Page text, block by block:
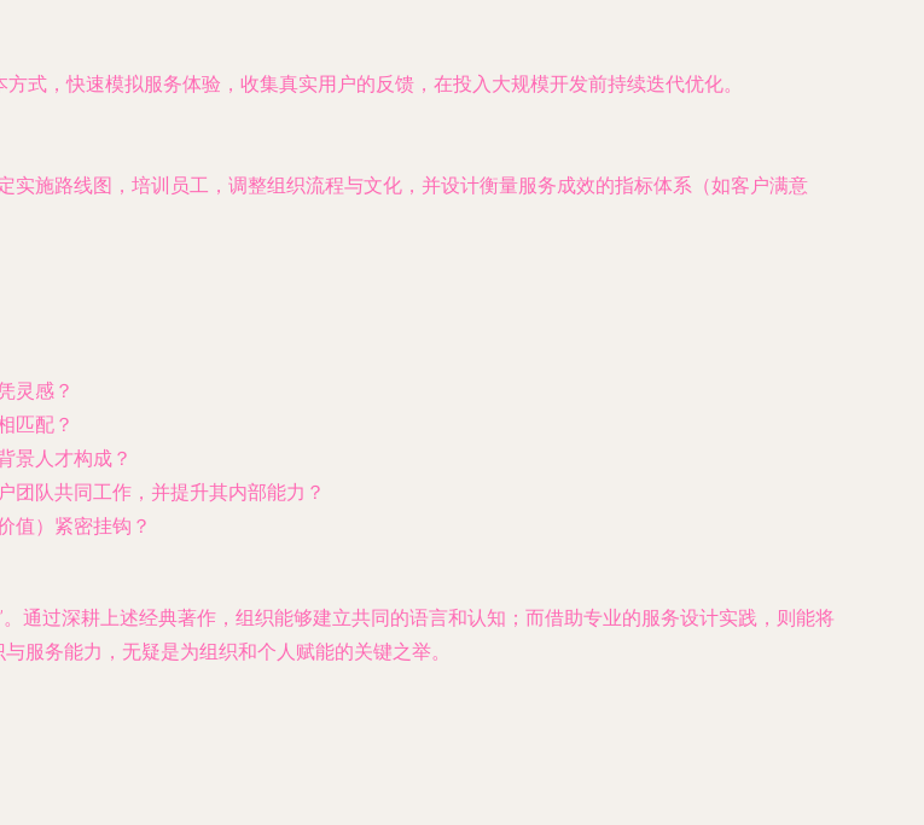
式，快速模拟服务体验，收集真实用户的反馈，在投入大规模开发前持续迭代优化。
实施路线图，培训员工，调整组织流程与文化，并设计衡量服务成效的指标体系（如客户满意
灵感？
匹配？
景人才构成？
团队共同工作，并提升其内部能力？
值）紧密挂钩？
。通过深耕上述经典著作，组织能够建立共同的语言和认知；而借助专业的服务设计实践，则能将
服务能力，无疑是为组织和个人赋能的关键之举。